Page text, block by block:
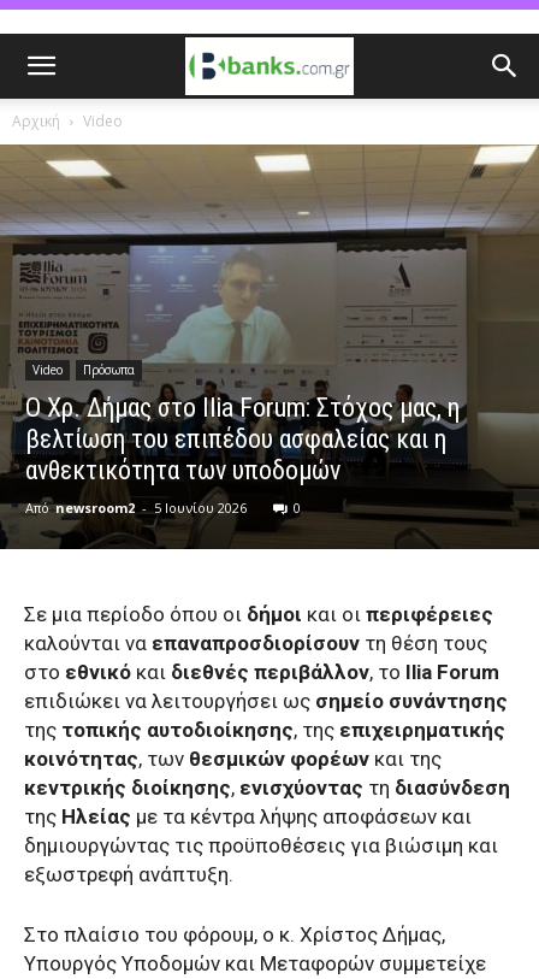
Αρχική Video
Video Πρόσωπα
Ο Χρ. Δήμας στο Ιlia Forum: Στόχος μας, η
βελτίωση του επιπέδου ασφαλείας και η
ανθεκτικότητα των υποδομών
Από newsroom2 - 5 Ιουνίου 2026 0
Σε μια περίοδο όπου οι δήμοι και οι περιφέρειες
καλούνται να επαναπροσδιορίσουν τη θέση τους
στο εθνικό και διεθνές περιβάλλον, το Ilia Forum
επιδιώκει να λειτουργήσει ως σημείο συνάντησης
της τοπικής αυτοδιοίκησης, της επιχειρηματικής
κοινότητας, των θεσμικών φορέων και της
κεντρικής διοίκησης, ενισχύοντας τη διασύνδεση
της Ηλείας με τα κέντρα λήψης αποφάσεων και
δημιουργώντας τις προϋποθέσεις για βιώσιμη και
εξωστρεφή ανάπτυξη.
Στο πλαίσιο του φόρουμ, ο κ. Χρίστος Δήμας,
Υπουργός Υποδομών και Μεταφορών συμμετείχε